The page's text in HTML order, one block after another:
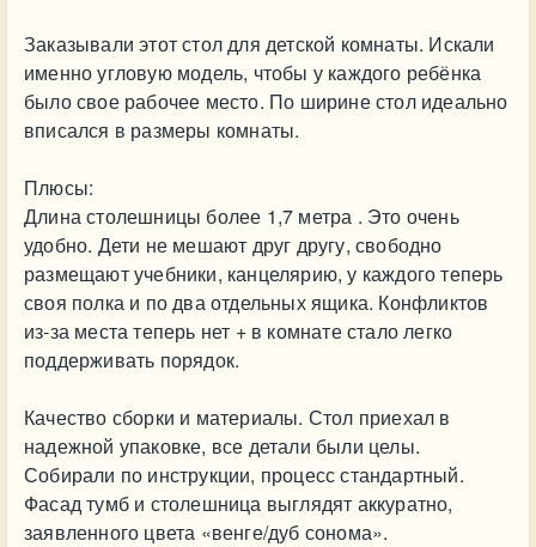
Заказывали этот стол для детской комнаты. Искали
именно угловую модель, чтобы у каждого ребёнка
было свое рабочее место. По ширине стол идеально
вписался в размеры комнаты.
Плюсы:
Длина столешницы более 1,7 метра . Это очень
удобно. Дети не мешают друг другу, свободно
размещают учебники, канцелярию, у каждого теперь
своя полка и по два отдельных ящика. Конфликтов
из-за места теперь нет + в комнате стало легко
поддерживать порядок.
Качество сборки и материалы. Стол приехал в
надежной упаковке, все детали были целы.
Собирали по инструкции, процесс стандартный.
Фасад тумб и столешница выглядят аккуратно,
заявленного цвета «венге/дуб сонома».